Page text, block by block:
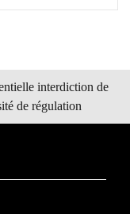
interdiction de
de régulation